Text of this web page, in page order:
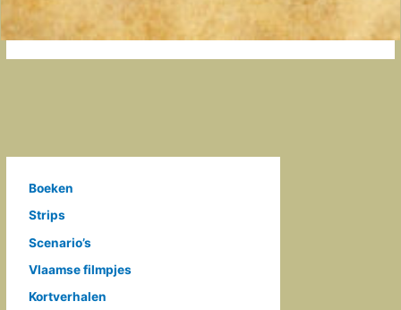
Boeken
Strips
Scenario’s
Vlaamse filmpjes
Kortverhalen